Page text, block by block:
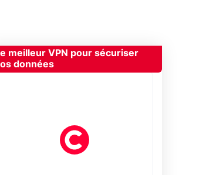
meilleur VPN pour sécuriser
données